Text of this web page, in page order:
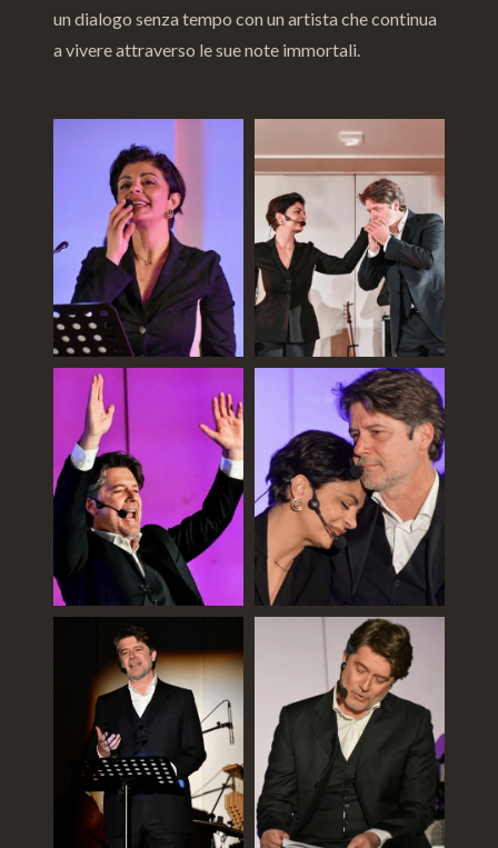
un dialogo senza tempo con un artista che continua
a vivere attraverso le sue note immortali.